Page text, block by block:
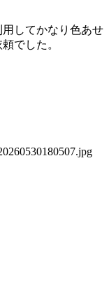
してかなり色あせ
でした。